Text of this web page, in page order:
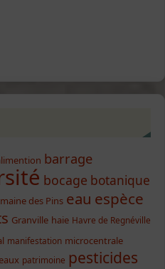
barrage
bocage botanique
des Pins eau espèce
Granville haie Havre de Regnéville
manifestation microcentrale
patrimoine pesticides